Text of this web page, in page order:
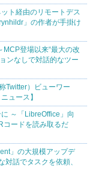
ト経由のリモートデス
」の作者が手掛け
MCP登場以来“最大の改
ンなしで対話的なツー
Twitter）ビューワー
ュース】
～「LibreOffice」向
コードを読み取るだ
」の大規模アップデ
話でタスクを依頼、